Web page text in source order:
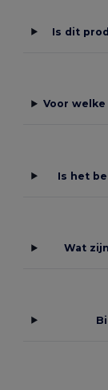
Is dit
Voor
Is het
Wat